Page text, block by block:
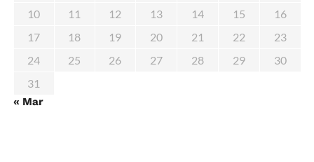
10
11 12 13 14 15
16
17
18 19 20 21 22
23
24
25 26 27 28 29
30
31
« Mar